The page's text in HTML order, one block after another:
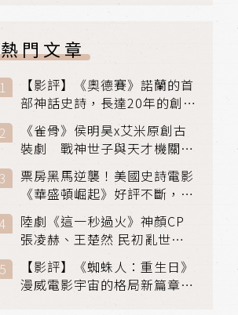
熱門文章
【影評】《奧德賽》諾蘭的首
部神話史詩，長達20年的創傷
與贖罪之旅
《雀骨》侯明昊x艾米原創古
裝劇 戰神世子與天才機關師
聯手攻克身世之謎
票房黑馬逆襲！美國史詩電影
《華盛頓崛起》好評不斷，輾
壓《玩具總動員5》、《超少
女》
陸劇《這一秒過火》神顏CP
張凌赫、王楚然 民初亂世、
家仇國難也要大談禁忌叔嫂戀
【影評】《蜘蛛人：重生日》
漫威電影宇宙的格局新篇章，